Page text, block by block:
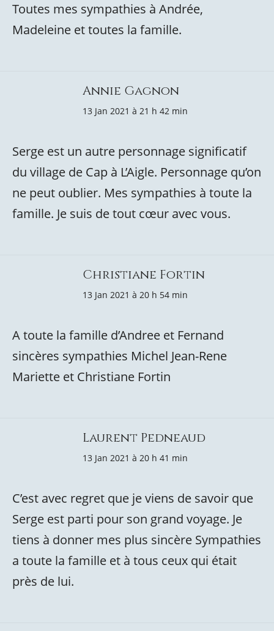
Toutes mes sympathies à Andrée,
Madeleine et toutes la famille.
Annie Gagnon
13 Jan 2021 à 21 h 42 min
Serge est un autre personnage significatif
du village de Cap à L’Aigle. Personnage qu’on
ne peut oublier. Mes sympathies à toute la
famille. Je suis de tout cœur avec vous.
Christiane Fortin
13 Jan 2021 à 20 h 54 min
A toute la famille d’Andree et Fernand
sincères sympathies Michel Jean-Rene
Mariette et Christiane Fortin
Laurent Pedneaud
13 Jan 2021 à 20 h 41 min
C’est avec regret que je viens de savoir que
Serge est parti pour son grand voyage. Je
tiens à donner mes plus sincère Sympathies
a toute la famille et à tous ceux qui était
près de lui.